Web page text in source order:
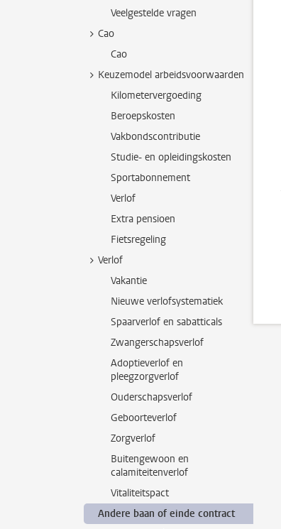
Veelgestelde vragen
Cao
Cao
Keuzemodel arbeidsvoorwaarden
Kilometervergoeding
Beroepskosten
Vakbondscontributie
Studie- en opleidingskosten
Sportabonnement
Verlof
Extra pensioen
Fietsregeling
Verlof
Vakantie
Nieuwe verlofsystematiek
Spaarverlof en sabatticals
Zwangerschapsverlof
Adoptieverlof en
pleegzorgverlof
Ouderschapsverlof
Geboorteverlof
Zorgverlof
Buitengewoon en
calamiteitenverlof
Vitaliteitspact
Andere baan of einde contract